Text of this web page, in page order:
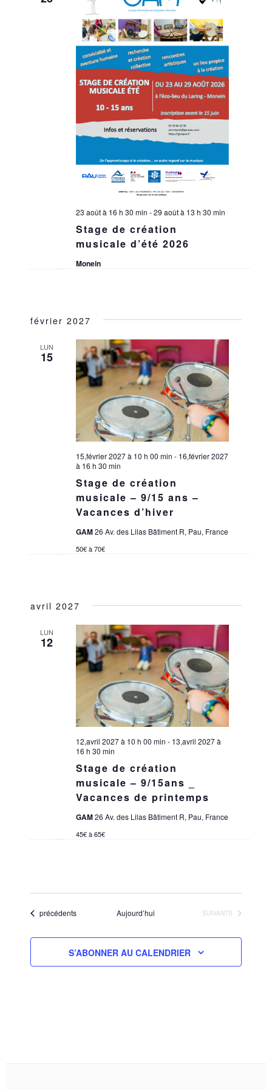
Stage de création
musicale d’été 2026
23 août à 16 h 30 min -29 août à 13 h 30 min
Monein
février 2027
LUN
15
Stage de création
musicale – 9/15 ans –
Vacances d’hiver
15,février 2027 à 10 h 00 min - 16,février 2027
à 16 h 30 min
GAM26 Av. des Lilas Bâtiment R, Pau, France
50€ à 70€
avril 2027
LUN
12
Stage de création
musicale – 9/15ans _
Vacances de printemps
12,avril 2027 à 10 h 00 min - 13,avril 2027 à
16 h 30 min
GAM26 Av. des Lilas Bâtiment R, Pau, France
45€ à 65€
Évènements
précédents Aujourd’hui ÉVÈNEMENTS
SUIVANTS
S’ABONNER AU CALENDRIER